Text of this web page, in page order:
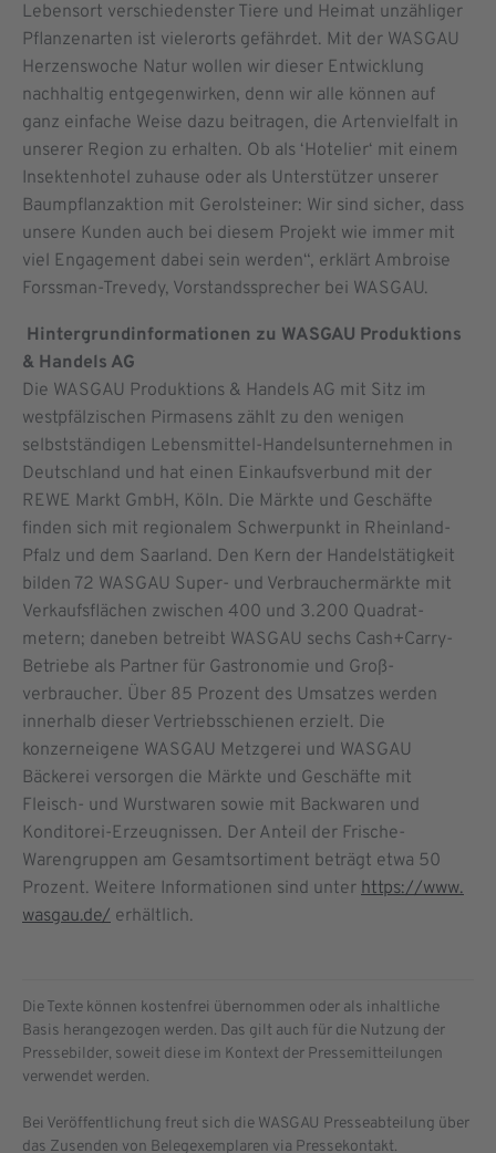
Lebensort verschiedenster Tiere und Heimat unzähliger
Pflanzenarten ist vielerorts gefährdet. Mit der WASGAU
Herzenswoche Natur wollen wir dieser Entwicklung
nachhaltig entgegenwirken, denn wir alle können auf
ganz einfache Weise dazu beitragen, die Artenvielfalt in
unserer Region zu erhalten. Ob als ‘Hotelier‘ mit einem
Insektenhotel zuhause oder als Unterstützer unserer
Baumpflanzaktion mit Gerolsteiner: Wir sind sicher, dass
unsere Kunden auch bei diesem Projekt wie immer mit
viel Engagement dabei sein werden“, erklärt Ambroise
Forssman-Trevedy, Vorstandssprecher bei WASGAU.
Hintergrundinformationen zu WASGAU Produktions
& Handels AG
Die WASGAU Produktions & Handels AG mit Sitz im
westpfälzischen Pirmasens zählt zu den wenigen
selbstständigen Lebensmittel-Handelsunternehmen in
Deutschland und hat einen Einkaufsverbund mit der
REWE Markt GmbH, Köln. Die Märkte und Geschäfte
finden sich mit regionalem Schwer­punkt in Rheinland-
Pfalz und dem Saarland. Den Kern der Handelstätigkeit
bilden 72 WASGAU Super- und Verbrauchermärkte mit
Verkaufsflächen zwischen 400 und 3.200 Quadrat­
metern; daneben betreibt WASGAU sechs Cash+Carry-
Betriebe als Partner für Gastronomie und Groß­
verbraucher. Über 85 Prozent des Umsatzes werden
innerhalb dieser Vertriebsschienen erzielt. Die
konzerneigene WASGAU Metzgerei und WASGAU
Bäckerei versorgen die Märkte und Geschäfte mit
Fleisch- und Wurstwaren sowie mit Backwaren und
Konditorei-Erzeugnissen. Der Anteil der Frische-
Warengruppen am Gesamtsortiment beträgt etwa 50
Prozent. Weitere Informationen sind unter https://www.
wasgau.de/ erhältlich.
Die Texte können kostenfrei übernommen oder als inhaltliche
Basis herangezogen werden. Das gilt auch für die Nutzung der
Pressebilder, soweit diese im Kontext der Pressemitteilungen
verwendet werden.
Bei Veröffentlichung freut sich die WASGAU Presseabteilung über
das Zusenden von Belegexemplaren via Pressekontakt.